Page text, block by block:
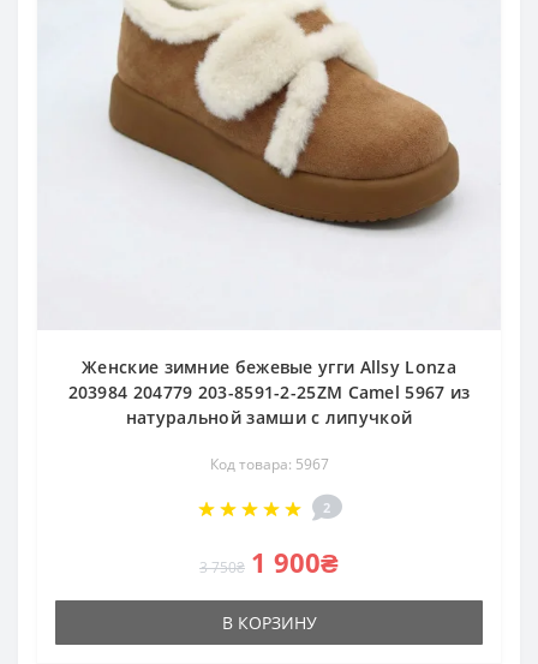
Женские зимние бежевые угги Allsy Lonza
203984 204779 203-8591-2-25ZM Camel 5967 из
натуральной замши с липучкой
Код товара: 5967
2
3 750₴ 1 900₴
В КОРЗИНУ